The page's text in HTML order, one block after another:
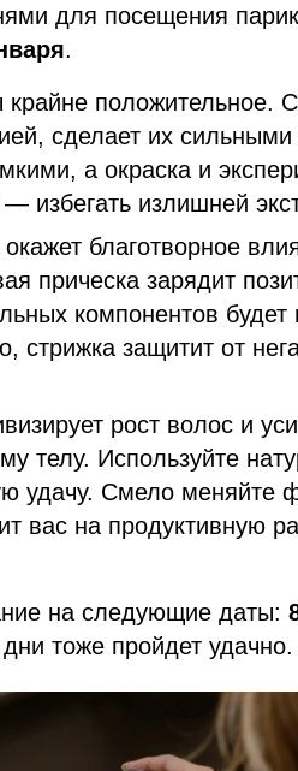
для посещения
.
положительное.
сделает их
а окраска и
избегать излишней
благотворное
прическа зарядит
компонентов
стрижка защитит от
рост волос и
телу. Используйте
удачу. Смело меняйте
вас на продуктивную
на следующие даты:
тоже пройдет удачно.